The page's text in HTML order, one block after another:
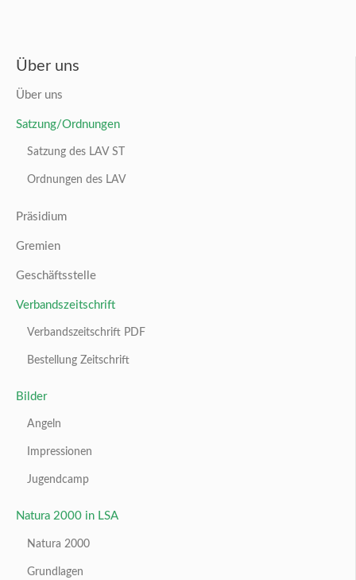
Über uns
Über uns
Satzung/Ordnungen
Satzung des LAV ST
Ordnungen des LAV
Präsidium
Gremien
Geschäftsstelle
Verbandszeitschrift
Verbandszeitschrift PDF
Bestellung Zeitschrift
Bilder
Angeln
Impressionen
Jugendcamp
Natura 2000 in LSA
Natura 2000
Grundlagen